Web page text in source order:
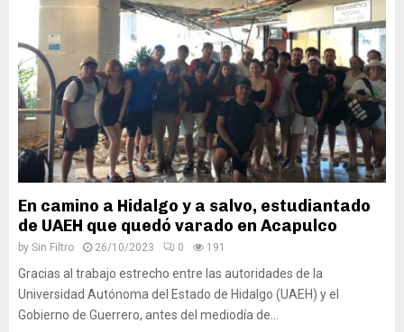
En camino a Hidalgo y a salvo, estudiantado
de UAEH que quedó varado en Acapulco
by Sin Filtro 26/10/2023 0 191
Gracias al trabajo estrecho entre las autoridades de la
Universidad Autónoma del Estado de Hidalgo (UAEH) y el
Gobierno de Guerrero, antes del mediodía de...